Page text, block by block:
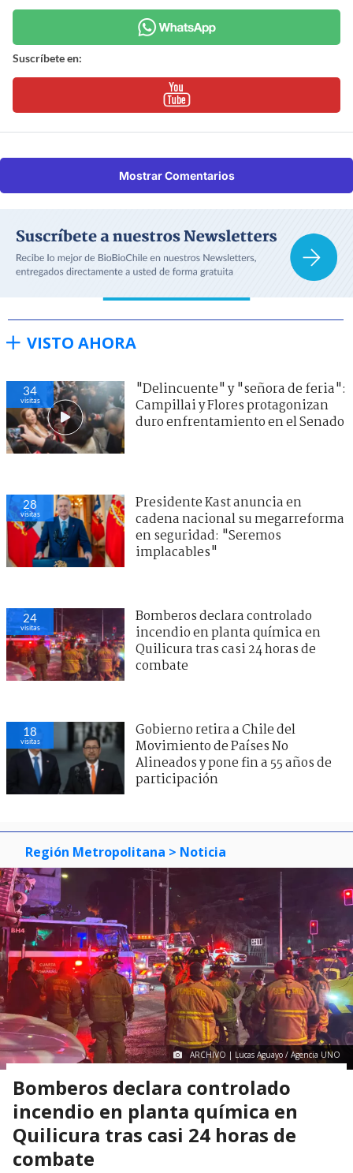
Suscríbete en:
Mostrar Comentarios
VISTO AHORA
34
visitas
"Delincuente" y "señora de feria":
Campillai y Flores protagonizan
duro enfrentamiento en el Senado
28
visitas
Presidente Kast anuncia en
cadena nacional su megarreforma
en seguridad: "Seremos
implacables"
24
visitas
Bomberos declara controlado
incendio en planta química en
Quilicura tras casi 24 horas de
combate
18
visitas
Gobierno retira a Chile del
Movimiento de Países No
Alineados y pone fin a 55 años de
participación
Región Metropolitana > Noticia
ARCHIVO | Lucas Aguayo / Agencia UNO
Bomberos declara controlado
incendio en planta química en
Quilicura tras casi 24 horas de
combate